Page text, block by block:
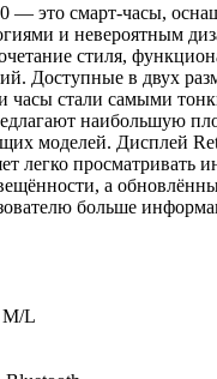
— это смарт-часы,
и невероятным
стиля,
Доступные в двух
стали самыми
наибольшую
моделей. Дисплей
легко просматривать
а
больше
M/L